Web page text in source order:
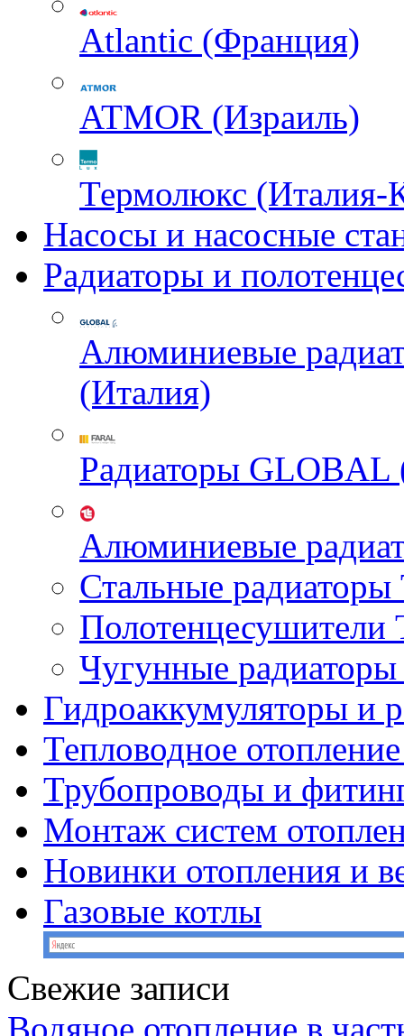
Atlantic (Франция)
ATMOR (Израиль)
Термолюкс (Италия-
Насосы и насосные
Радиаторы и
Алюминиевые
(Италия)
Радиаторы GLOBAL
Алюминиевые
Стальные
Чугунные
Гидроаккумуляторы и
Тепловодное
Трубопроводы и
Монтаж систем
Новинки отопления и
Газовые котлы
Свежие записи